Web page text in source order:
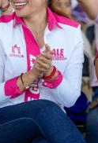
del
Patrimonio y
la
con
asociaciones.